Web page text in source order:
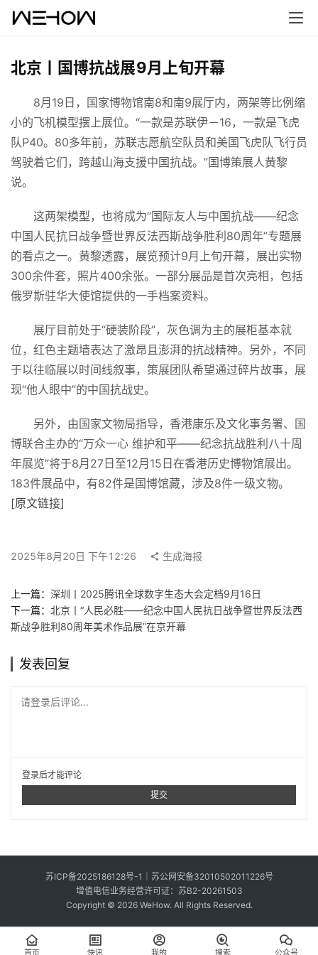
首
页
案
快
讯
搜
索
看
我
要
稿
中
北京丨国博抗战展9月上旬开幕
8月19日，国家博物馆南8和南9展厅内，两架等比例缩
小的飞机模型摆上展位。“一款是苏联伊－16，一款是飞虎
队P40。80多年前，苏联志愿航空队员和美国飞虎队飞行员
驾驶着它们，跨越山海支援中国抗战。”国博策展人黄黎
说。
这两架模型，也将成为“国际友人与中国抗战——纪念
中国人民抗日战争暨世界反法西斯战争胜利80周年”专题展
的看点之一。黄黎透露，展览预计9月上旬开幕，展出实物
300余件套，照片400余张。一部分展品是首次亮相，包括
俄罗斯驻华大使馆提供的一手档案资料。
展厅目前处于“硬装阶段”，灰色调为主的展柜基本就
位，红色主题墙表达了激昂且澎湃的抗战精神。另外，不同
于以往临展以时间线叙事，策展团队希望通过碎片故事，展
现“他人眼中”的中国抗战史。
另外，由国家文物局指导，香港康乐及文化事务署、国
博联合主办的“万众一心 维护和平——纪念抗战胜利八十周
年展览”将于8月27日至12月15日在香港历史博物馆展出。
[原文链接]
2025年8月20日 下午12:26 生成海报
上一篇： 深圳丨2025腾讯全球数字生态大会定档9月16日
下一篇： 北京丨“人民必胜——纪念中国人民抗日战争暨世界反法西
斯战争胜利80周年美术作品展”在京开幕
发表回复
请登录后评论...
登录后才能评论
提交
苏ICP备2025186128号-1
苏公网安备32010502011226号
增值电信业务经营许可证：苏B2-20261503
Copyright © 2026 WeHow. All Rights Reserved.
首页 快讯 我的 搜索 公众号